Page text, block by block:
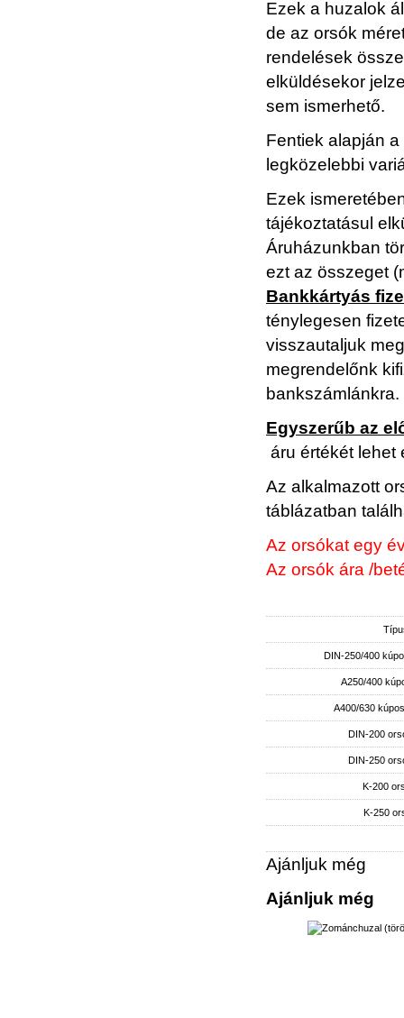
Ezek a huzalok
de az orsók
rendelések
elküldésekor
sem ismerhető.
Fentiek alapján
legközelebbi
Ezek
tájékoztatásul
Áruházunkban
ezt az összeget
Bankkártyás
ténylegesen
visszautaljuk
megrendelőnk
bankszámlánkra.
Egyszerűb az
áru értékét lehet
Az alkalmazott
táblázatban
Az orsókat egy
Az orsók ára /
DIN-250/400
A250/400
A400/630
DIN-200
DIN-250
K-200
K-250
Ajánljuk még
Ajánljuk még